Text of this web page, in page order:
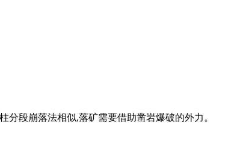
段崩落法相似,落矿需要借助凿岩爆破的外力。